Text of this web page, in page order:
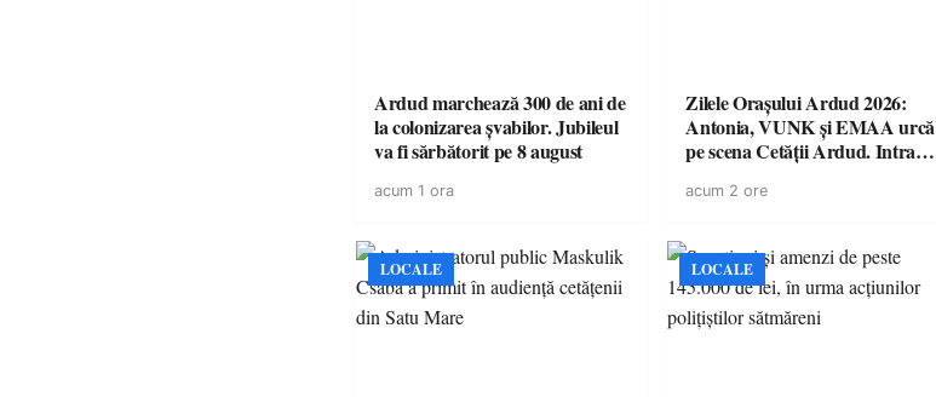
Ardud marchează 300 de ani de
la colonizarea șvabilor. Jubileul
va fi sărbătorit pe 8 august
acum 1 ora
Zilele Orașului Ardud 2026:
Antonia, VUNK și EMAA urcă
pe scena Cetății Ardud. Intrarea
acum 2 ore
LOCALE LOCALE